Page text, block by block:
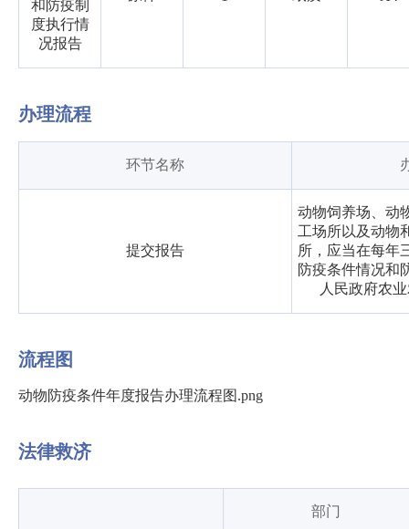
和防疫制
度执行情
况报告
办理流程
环节名称
提交报告
动物饲养场、动
工场所以及动物
所，应当在每年
防疫条件情况和
人民政府农
流程图
动物防疫条件年度报告办理流程图.png
法律救济
部门